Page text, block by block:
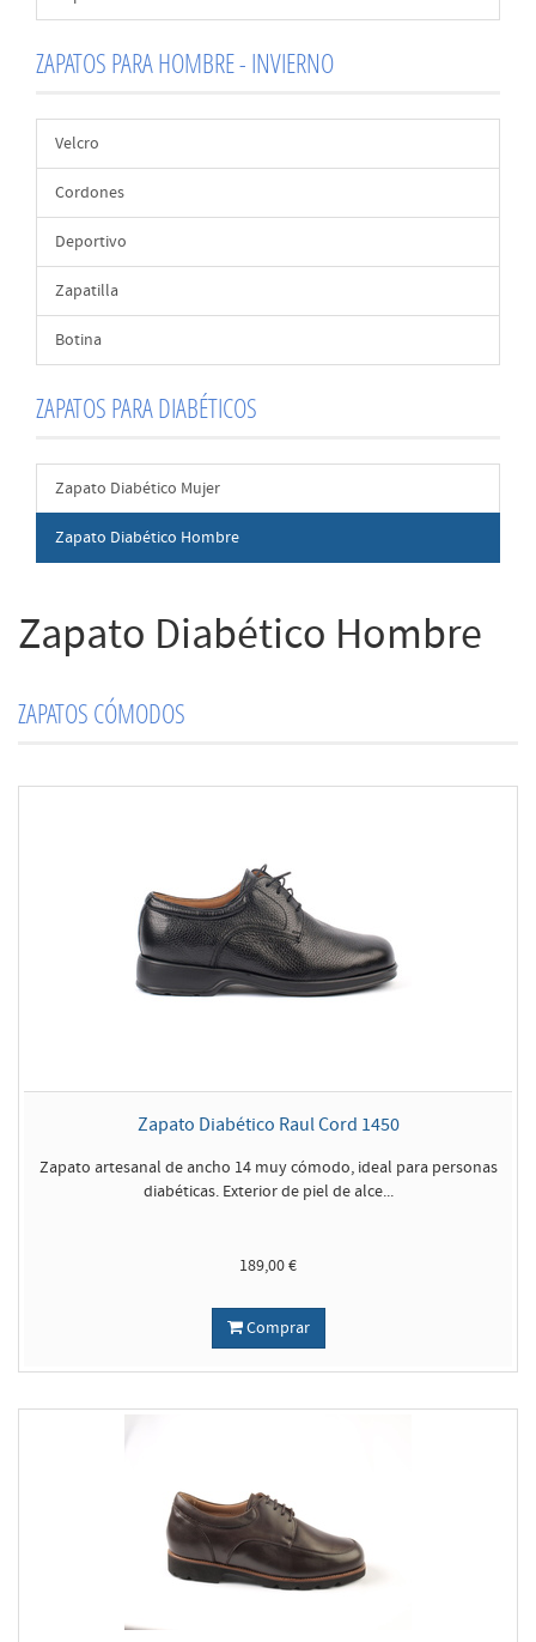
ZAPATOS PARA HOMBRE - INVIERNO
Velcro
Cordones
Deportivo
Zapatilla
Botina
ZAPATOS PARA DIABÉTICOS
Zapato Diabético Mujer
Zapato Diabético Hombre
Zapato Diabético Hombre
ZAPATOS CÓMODOS
Zapato Diabético Raul Cord 1450
Zapato artesanal de ancho 14 muy cómodo, ideal para personas
diabéticas. Exterior de piel de alce...
189,00 €
Comprar